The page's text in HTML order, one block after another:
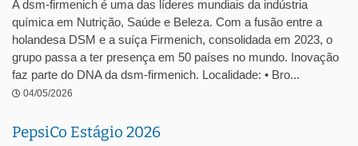
A dsm-firmenich é uma das líderes mundiais da indústria
química em Nutrição, Saúde e Beleza. Com a fusão entre a
holandesa DSM e a suíça Firmenich, consolidada em 2023, o
grupo passa a ter presença em 50 países no mundo. Inovação
faz parte do DNA da dsm-firmenich. Localidade: • Bro...
04/05/2026
PepsiCo Estágio 2026